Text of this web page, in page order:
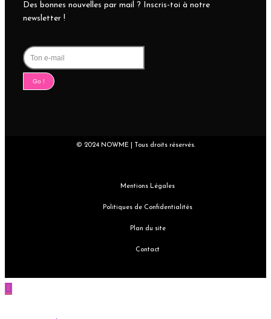
Des bonnes nouvelles par mail ? Inscris-toi à notre
newsletter !
Go !
© 2024 NOWME | Tous droits réservés.
Mentions Légales
Politiques de Confidentialités
Plan du site
Contact